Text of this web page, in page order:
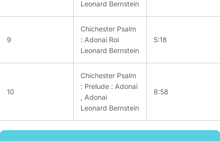
Leonard Bernstein
9
Chichester Psalm
: Adonai Roi
Leonard Bernstein
5:18
10
Chichester Psalm
: Prelude : Adonai
, Adonai
Leonard Bernstein
8:58